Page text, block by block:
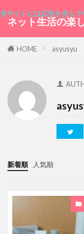
当サイトには広告を含んで
ネット生活の楽
ホテル 「
ホンジュラス
都民見学会
ハンガリー大使
銀座レカン
横浜スタジアム
監獄島
韓
普通の女子校生
エド・ウェスト
アルゼンチン共
HOME asyusyu
新着順 人気順